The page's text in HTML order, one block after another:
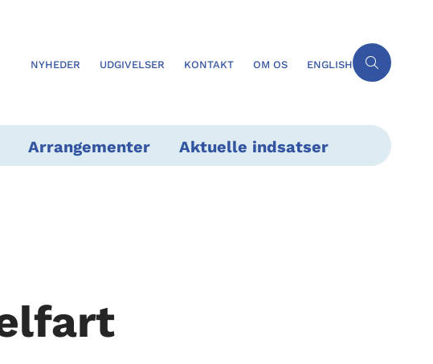
NYHEDER UDGIVELSER KONTAKT OM OS ENGLISH
Arrangementer Aktuelle indsatser